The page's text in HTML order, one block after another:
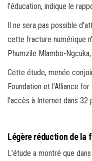
l’éducation, indique le
Il ne sera pas possible
cette fracture numérique
Phumzile Mlambo-
Cette étude, menée
Foundation et l’Alliance
l’accès à Internet dans
Légère réduction de la
L’étude a montré que